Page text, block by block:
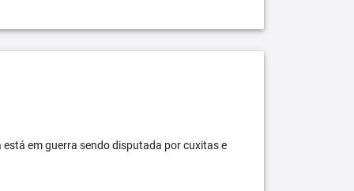
em guerra sendo disputada por cuxitas e